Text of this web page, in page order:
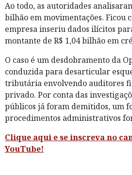
Ao todo, as autoridades
bilhão em movimentações. Ficou
empresa inseriu dados ilícitos
montante de R$ 1,04 bilhão em
O caso é um desdobramento da
conduzida para desarticular
tributária envolvendo auditores
privado. Por conta das
públicos já foram demitidos, um
procedimentos administrativos
Clique aqui e se inscreva no
YouTube!